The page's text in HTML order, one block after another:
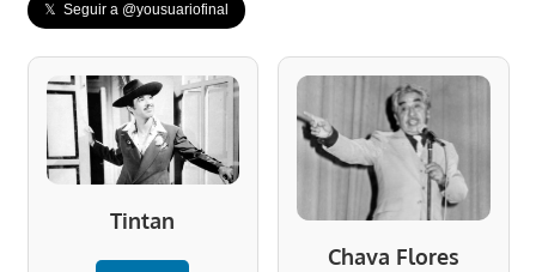
𝕏 Seguir a @yousuariofinal
Tintan
Chava Flores